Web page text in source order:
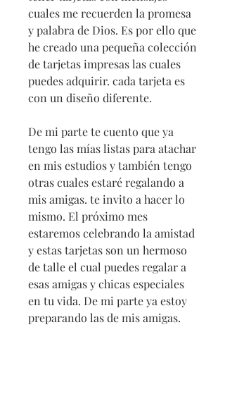
cuales me recuerden la promesa
y palabra de Dios. Es por ello que
he creado una pequeña colección
de tarjetas impresas las cuales
puedes adquirir. cada tarjeta es
con un diseño diferente.
De mi parte te cuento que ya
tengo las mías listas para atachar
en mis estudios y también tengo
otras cuales estaré regalando a
mis amigas. te invito a hacer lo
mismo. El próximo mes
estaremos celebrando la amistad
y estas tarjetas son un hermoso
de talle el cual puedes regalar a
esas amigas y chicas especiales
en tu vida. De mi parte ya estoy
preparando las de mis amigas.